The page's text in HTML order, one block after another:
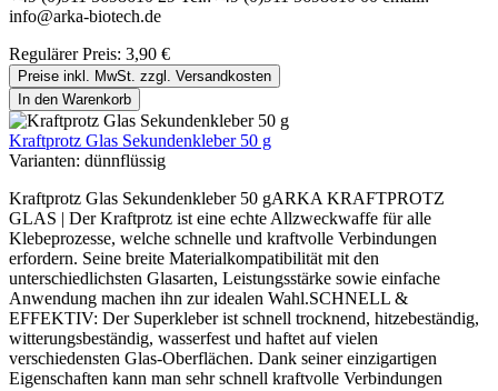
info@arka-biotech.de
Regulärer Preis: 3,90 €
Preise inkl. MwSt. zzgl. Versandkosten
In den Warenkorb
Kraftprotz Glas Sekundenkleber 50 g
Varianten: dünnflüssig
Kraftprotz Glas Sekundenkleber 50 gARKA KRAFTPROTZ
GLAS | Der Kraftprotz ist eine echte Allzweckwaffe für alle
Klebeprozesse, welche schnelle und kraftvolle Verbindungen
erfordern. Seine breite Materialkompatibilität mit den
unterschiedlichsten Glasarten, Leistungsstärke sowie einfache
Anwendung machen ihn zur idealen Wahl.SCHNELL &
EFFEKTIV: Der Superkleber ist schnell trocknend, hitzebeständig,
witterungsbeständig, wasserfest und haftet auf vielen
verschiedensten Glas-Oberflächen. Dank seiner einzigartigen
Eigenschaften kann man sehr schnell kraftvolle Verbindungen